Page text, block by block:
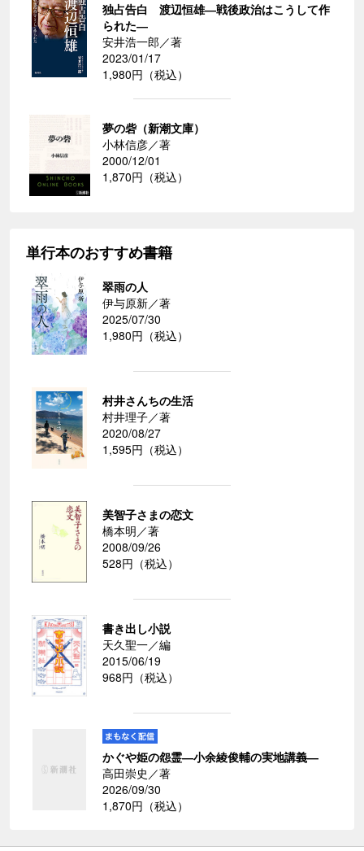
独占告白 渡辺恒雄―戦後政治はこうして作
られた―
安井浩一郎／著
2023/01/17
1,980円（税込）
夢の砦（新潮文庫）
小林信彦／著
2000/12/01
1,870円（税込）
単行本のおすすめ書籍
翠雨の人
伊与原新／著
2025/07/30
1,980円（税込）
村井さんちの生活
村井理子／著
2020/08/27
1,595円（税込）
美智子さまの恋文
橋本明／著
2008/09/26
528円（税込）
書き出し小説
天久聖一／編
2015/06/19
968円（税込）
かぐや姫の怨霊―小余綾俊輔の実地講義―
高田崇史／著
2026/09/30
1,870円（税込）